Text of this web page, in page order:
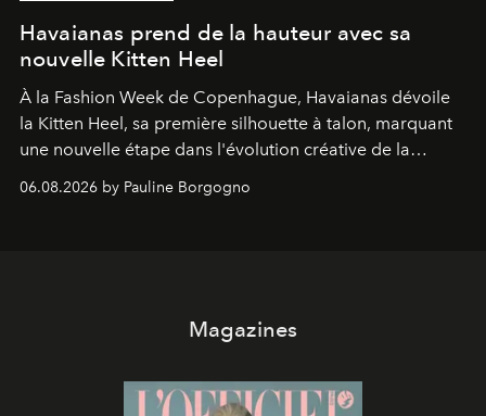
Havaianas prend de la hauteur avec sa
nouvelle Kitten Heel
À la Fashion Week de Copenhague, Havaianas dévoile
la Kitten Heel, sa première silhouette à talon, marquant
une nouvelle étape dans l'évolution créative de la
06.08.2026 by Pauline Borgogno
Magazines